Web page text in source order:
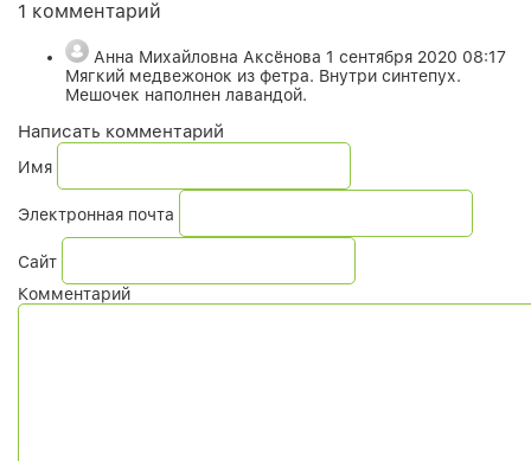
1 комментарий
Анна Михайловна Аксёнова 1 сентября 2020 08:17
Мягкий медвежонок из фетра. Внутри синтепух.
Мешочек наполнен лавандой.
Написать комментарий
Имя
Электронная почта
Сайт
Комментарий